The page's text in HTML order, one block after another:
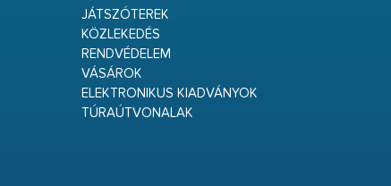
JÁTSZÓTEREK
KÖZLEKEDÉS
RENDVÉDELEM
VÁSÁROK
ELEKTRONIKUS KIADVÁNYOK
TÚRAÚTVONALAK